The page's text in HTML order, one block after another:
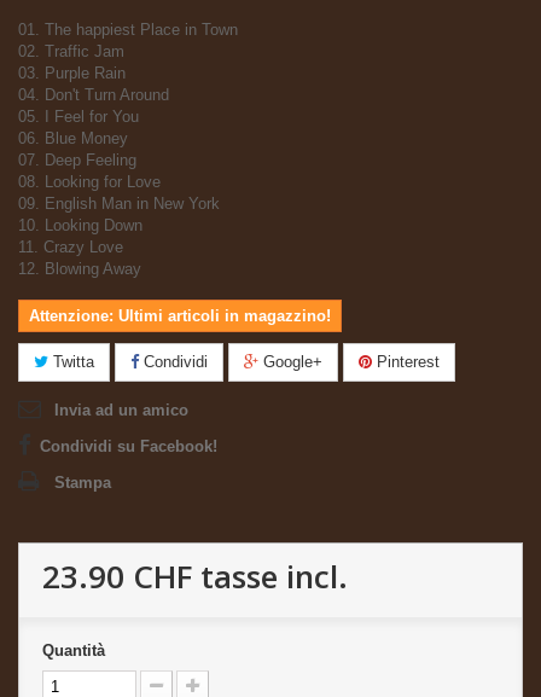
01. The happiest Place in Town
02. Traffic Jam
03. Purple Rain
04. Don't Turn Around
05. I Feel for You
06. Blue Money
07. Deep Feeling
08. Looking for Love
09. English Man in New York
10. Looking Down
11. Crazy Love
12. Blowing Away
Attenzione: Ultimi articoli in magazzino!
Twitta Condividi Google+ Pinterest
Invia ad un amico
Condividi su Facebook!
Stampa
23.90 CHF tasse incl.
Quantità